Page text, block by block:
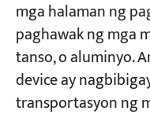
mga halaman ng
paghawak ng mga
tanso, o aluminyo.
device ay
transportasyon ng